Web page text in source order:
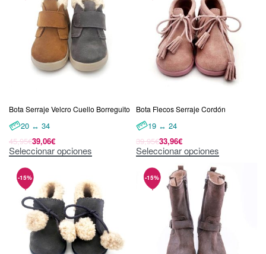
Bota Serraje Velcro Cuello Borreguito
20 ↔ 34
45,95€39,06€
Seleccionar opciones
Bota Flecos Serraje Cordón
19 ↔ 24
39,95€33,96€
Seleccionar opciones